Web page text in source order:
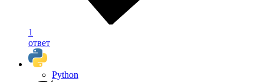
1
ответ
Python